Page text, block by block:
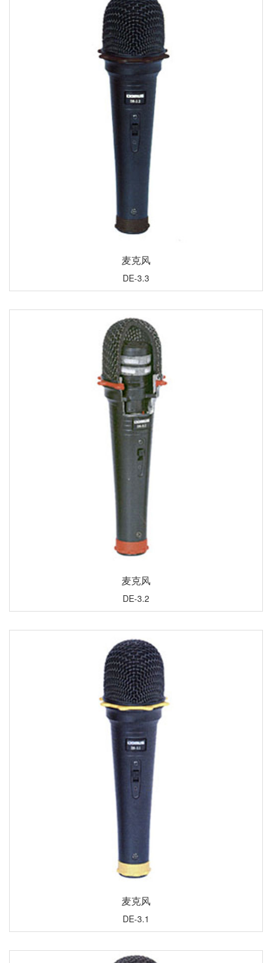
麦克风
DE-3.3
麦克风
DE-3.2
麦克风
DE-3.1